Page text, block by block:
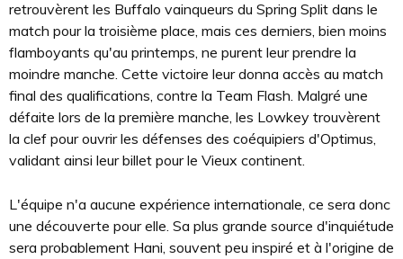
retrouvèrent les Buffalo vainqueurs du Spring Split dans le
match pour la troisième place, mais ces derniers, bien moins
flamboyants qu'au printemps, ne purent leur prendre la
moindre manche. Cette victoire leur donna accès au match
final des qualifications, contre la Team Flash. Malgré une
défaite lors de la première manche, les Lowkey trouvèrent
la clef pour ouvrir les défenses des coéquipiers d'Optimus,
validant ainsi leur billet pour le Vieux continent.
L'équipe n'a aucune expérience internationale, ce sera donc
une découverte pour elle. Sa plus grande source d'inquiétude
sera probablement Hani, souvent peu inspiré et à l'origine de